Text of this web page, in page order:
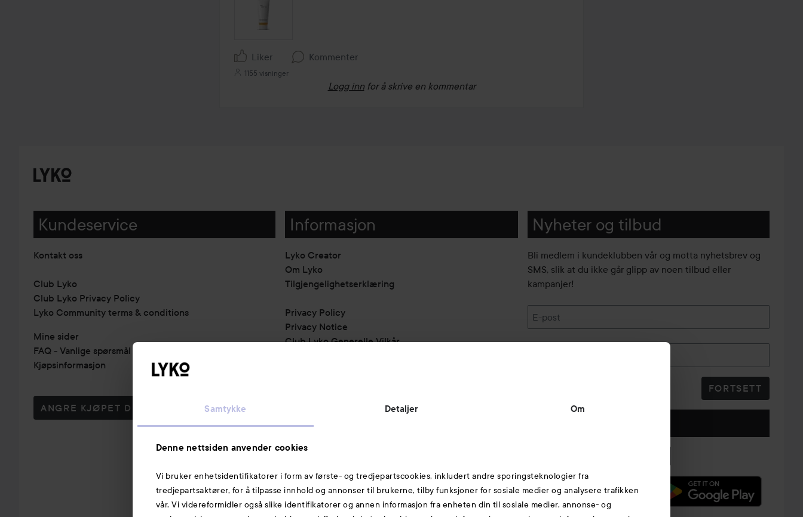
Samtykke Detaljer Om
Denne nettsiden anvender cookies
Vi bruker enhetsidentifikatorer i form av første- og tredjepartscookies, inkludert andre sporingsteknologier fra
tredjepartsaktører, for å tilpasse innhold og annonser til brukerne, tilby funksjoner for sosiale medier og analysere trafikken
vår. Vi videreformidler også slike identifikatorer og annen informasjon fra enheten din til sosiale medier, annonse- og
Liker Kommenter
1155 visninger
Logg inn for å skrive en kommentar
Kundeservice
Kontakt oss
Club Lyko
Club Lyko Privacy Policy
Lyko Community terms & conditions
Mine sider
FAQ - Vanlige spørsmål & svar
Kjøpsinformasjon
ANGRE KJØPET DITT
Informasjon
Lyko Creator
Om Lyko
Tilgjengelighetserklæring
Privacy Policy
Privacy Notice
Club Lyko Generelle Vilkår
Rabattkoder
Michael Edwards Fragrances of the World
Nyheter og tilbud
Bli medlem i kundeklubben vår og motta nyhetsbrev og
SMS, slik at du ikke går glipp av noen tilbud eller
kampanjer!
E-post
FORTSETT